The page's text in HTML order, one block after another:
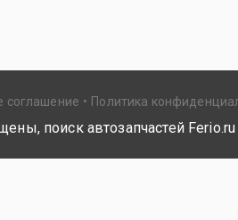
соглашение Политика
поиск автозапчастей